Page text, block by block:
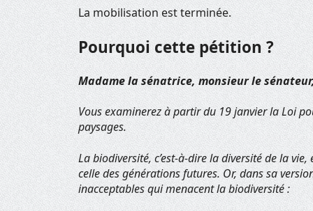
La mobilisation est terminée.
Pourquoi cette pétition ?
Madame la sénatrice, monsieur le
Vous examinerez à partir du 19 janvier la Loi
paysages.
La biodiversité, c’est-à-dire la diversité de la
celle des générations futures. Or, dans sa
inacceptables qui menacent la biodiversité :